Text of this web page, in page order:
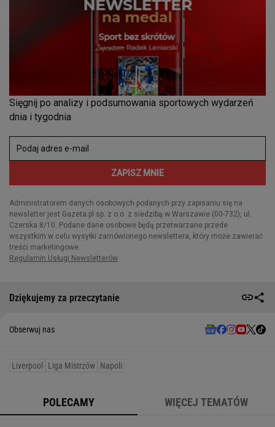
Dziękujemy za przeczytanie
Obserwuj nas
Liverpool Liga Mistrzów Napoli
POLECAMY WIĘCEJ TEMATÓW